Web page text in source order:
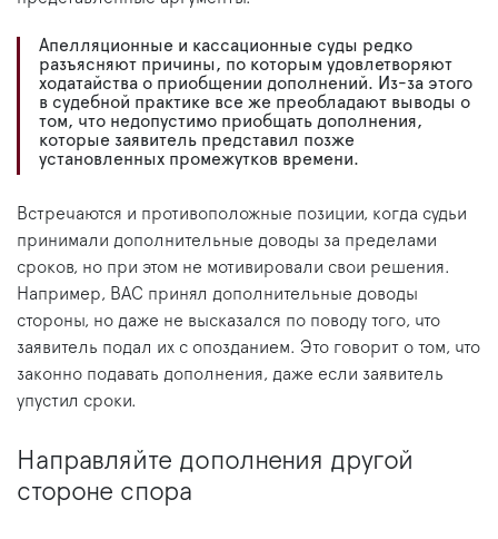
Апелляционные и кассационные суды редко
разъясняют причины, по которым удовлетворяют
ходатайства о приобщении дополнений. Из-за этого
в судебной практике все же преобладают выводы о
том, что недопустимо приобщать дополнения,
которые заявитель представил позже
установленных промежутков времени.
Встречаются и противоположные позиции, когда судьи
принимали дополнительные доводы за пределами
сроков, но при этом не мотивировали свои решения.
Например, ВАС принял дополнительные доводы
стороны, но даже не высказался по поводу того, что
заявитель подал их с опозданием. Это говорит о том, что
законно подавать дополнения, даже если заявитель
упустил сроки.
Направляйте дополнения другой
стороне спора